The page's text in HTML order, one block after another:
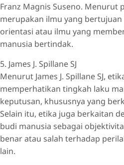
Franz Magnis Suseno. Menurut
merupakan ilmu yang
orientasi atau ilmu yang
manusia bertindak.
5. James J. Spillane SJ
Menurut James J. Spillane SJ,
memperhatikan tingkah laku
keputusan, khususnya yang
Selain itu, etika juga berkaitan
budi manusia sebagai
benar atau salah terhadap
lain.